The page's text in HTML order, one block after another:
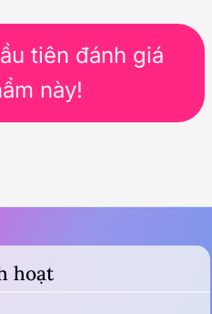
tiên đánh giá
này!
hoạt